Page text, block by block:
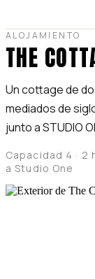
ALOJAMIENTO
THE
Un cottage de
mediados de
junto a STUDIO
Capacidad 4 · 2
a Studio One